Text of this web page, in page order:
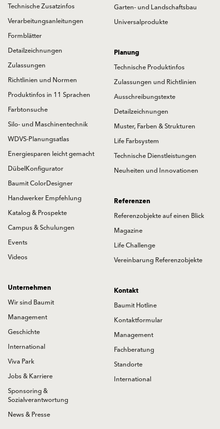
Garten- und Landschaftsbau
Universalprodukte
Technische Zusatzinfos
Verarbeitungsanleitungen
Formblätter
Detailzeichnungen
Zulassungen
Richtlinien und Normen
Produktinfos in 11 Sprachen
Farbtonsuche
Silo- und Maschinentechnik
WDVS-Planungsatlas
Energiesparen leicht gemacht
DübelKonfigurator
Baumit ColorDesigner
Handwerker Empfehlung
Katalog & Prospekte
Campus & Schulungen
Events
Videos
Planung
Technische Produktinfos
Zulassungen und Richtlinien
Ausschreibungstexte
Detailzeichnungen
Muster, Farben & Strukturen
Life Farbsystem
Technische Dienstleistungen
Neuheiten und Innovationen
Referenzen
Referenzobjekte auf einen Blick
Magazine
Life Challenge
Vereinbarung Referenzobjekte
Unternehmen
Wir sind Baumit
Management
Geschichte
International
Viva Park
Jobs & Karriere
Sponsoring &
Sozialverantwortung
News & Presse
Kontakt
Baumit Hotline
Kontaktformular
Management
Fachberatung
Standorte
International